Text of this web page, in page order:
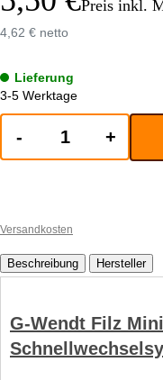
Preis inkl.
4,62 € netto
Lieferung
3-5 Werktage
- +
Versandkosten
Beschreibung Hersteller
G-Wendt Filz